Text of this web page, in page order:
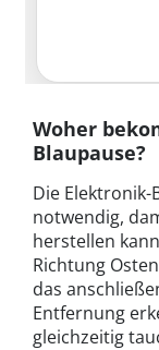
Woher
Blaupause?
Die Elektronik-
notwendig,
herstellen
Richtung
das
Entfernung
gleichzeitig